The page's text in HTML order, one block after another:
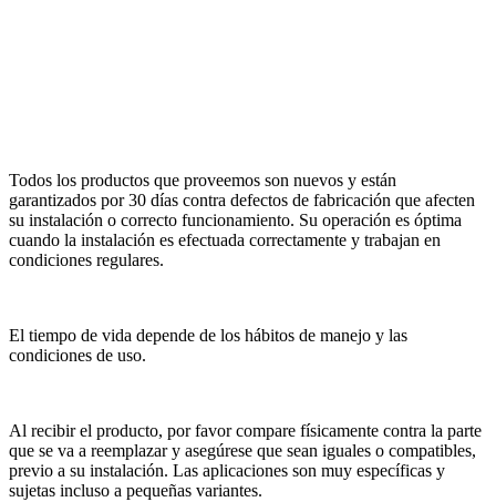
Todos los productos que proveemos son nuevos y están
garantizados por 30 días contra defectos de fabricación que afecten
su instalación o correcto funcionamiento. Su operación es óptima
cuando la instalación es efectuada correctamente y trabajan en
condiciones regulares.
El tiempo de vida depende de los hábitos de manejo y las
condiciones de uso.
Al recibir el producto, por favor compare físicamente contra la parte
que se va a reemplazar y asegúrese que sean iguales o compatibles,
previo a su instalación. Las aplicaciones son muy específicas y
sujetas incluso a pequeñas variantes.